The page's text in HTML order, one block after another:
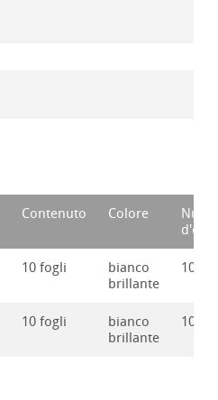
Contenuto Colore
10 fogli
bianco
brillante
10 fogli
bianco
brillante